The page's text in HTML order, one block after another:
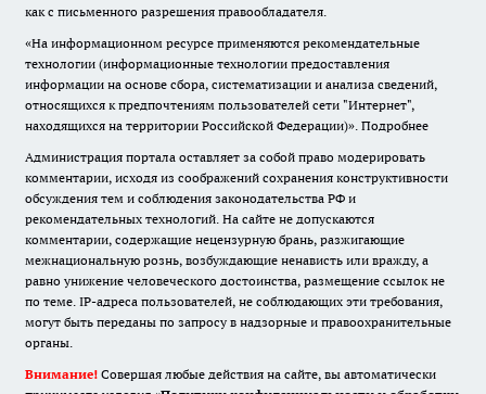
как с письменного разрешения правообладателя.
«На информационном ресурсе применяются рекомендательные
технологии (информационные технологии предоставления
информации на основе сбора, систематизации и анализа сведений,
относящихся к предпочтениям пользователей сети "Интернет",
находящихся на территории Российской Федерации)». Подробнее
Администрация портала оставляет за собой право модерировать
комментарии, исходя из соображений сохранения конструктивности
обсуждения тем и соблюдения законодательства РФ и
рекомендательных технологий. На сайте не допускаются
комментарии, содержащие нецензурную брань, разжигающие
межнациональную рознь, возбуждающие ненависть или вражду, а
равно унижение человеческого достоинства, размещение ссылок не
по теме. IP-адреса пользователей, не соблюдающих эти требования,
могут быть переданы по запросу в надзорные и правоохранительные
органы.
Внимание! Совершая любые действия на сайте, вы автоматически